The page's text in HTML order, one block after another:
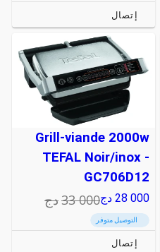
إتصال
Grill-viande 2000w
TEFAL Noir/inox -
GC706D12
28 000 دج33 000دج
التوصيل متوفر
إتصال